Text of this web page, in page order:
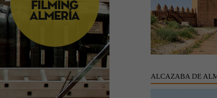
ALCAZABA DE